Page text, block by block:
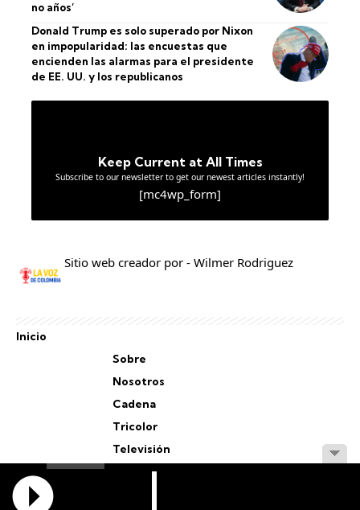
no años’
Donald Trump es solo superado por Nixon
en impopularidad: las encuestas que
encienden las alarmas para el presidente
de EE. UU. y los republicanos
Keep Current at All Times
Subscribe to our newsletter to get our newest articles instantly!
[mc4wp_form]
Sitio web creador por - Wilmer Rodriguez
Inicio
Sobre
Nosotros
Cadena
Tricolor
Televisión
Personal